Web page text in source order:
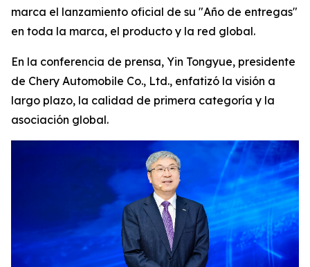
marca el lanzamiento oficial de su "Año de entregas"
en toda la marca, el producto y la red global.
En la conferencia de prensa, Yin Tongyue, presidente
de Chery Automobile Co., Ltd., enfatizó la visión a
largo plazo, la calidad de primera categoría y la
asociación global.